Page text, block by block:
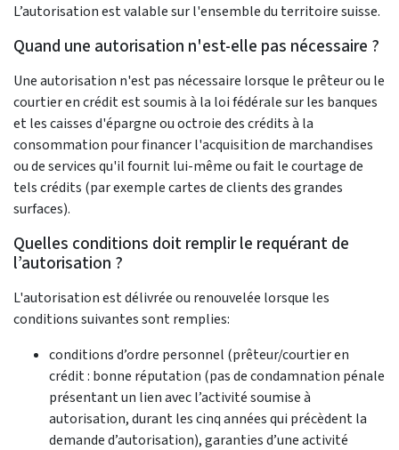
L’autorisation est valable sur l'ensemble du territoire suisse.
Quand une autorisation n'est-elle pas nécessaire ?
Une autorisation n'est pas nécessaire lorsque le prêteur ou le
courtier en crédit est soumis à la loi fédérale sur les banques
et les caisses d'épargne ou octroie des crédits à la
consommation pour financer l'acquisition de marchandises
ou de services qu'il fournit lui-même ou fait le courtage de
tels crédits (par exemple cartes de clients des grandes
surfaces).
Quelles conditions doit remplir le requérant de
l’autorisation ?
L'autorisation est délivrée ou renouvelée lorsque les
conditions suivantes sont remplies:
conditions d’ordre personnel (prêteur/courtier en
crédit : bonne réputation (pas de condamnation pénale
présentant un lien avec l’activité soumise à
autorisation, durant les cinq années qui précèdent la
demande d’autorisation), garanties d’une activité